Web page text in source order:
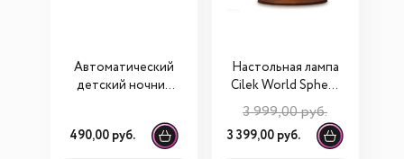
Автоматический
детский ночник
490,00 руб.
Настольная лампа
Cilek World Sphere
21.10.6355.00
3 999,00 руб.
3 399,00 руб.